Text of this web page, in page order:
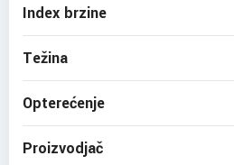
Index brzine
Težina
Opterećenje
Proizvodjač